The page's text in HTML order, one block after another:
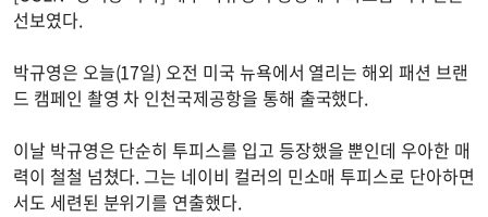
선보였다.
박규영은 오늘(17일) 오전 미국 뉴욕에서 열리는 해외 패션 브랜
드 캠페인 촬영 차 인천국제공항을 통해 출국했다.
이날 박규영은 단순히 투피스를 입고 등장했을 뿐인데 우아한 매
력이 철철 넘쳤다. 그는 네이비 컬러의 민소매 투피스로 단아하면
서도 세련된 분위기를 연출했다.